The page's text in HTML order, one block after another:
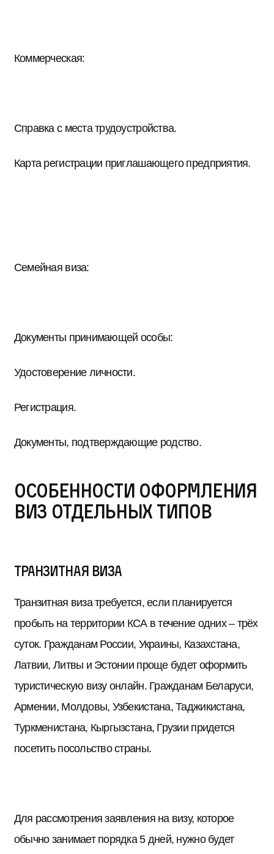
Коммерческая:
Справка с места трудоустройства.
Карта регистрации приглашающего предприятия.
Семейная виза:
Документы принимающей особы:
Удостоверение личности.
Регистрация.
Документы, подтверждающие родство.
Особенности оформления
виз отдельных типов
Транзитная виза
Транзитная виза требуется, если планируется
пробыть на территории КСА в течение одних – трёх
суток. Гражданам России, Украины, Казахстана,
Латвии, Литвы и Эстонии проще будет оформить
туристическую визу онлайн. Гражданам Беларуси,
Армении, Молдовы, Узбекистана, Таджикистана,
Туркменистана, Кыргызстана, Грузии придется
посетить посольство страны.
Для рассмотрения заявления на визу, которое
обычно занимает порядка 5 дней, нужно будет